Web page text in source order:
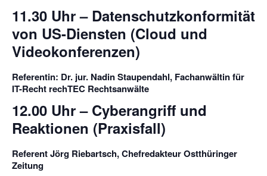
11.30 Uhr – Datenschutzkonformität
von US-Diensten (Cloud und
Videokonferenzen)
Referentin: Dr. jur. Nadin Staupendahl, Fachanwältin für
IT-Recht rechTEC Rechtsanwälte
12.00 Uhr – Cyberangriff und
Reaktionen (Praxisfall)
Referent Jörg Riebartsch, Chefredakteur Ostthüringer
Zeitung